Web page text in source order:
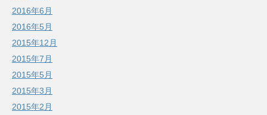
2016年6月
2016年5月
2015年12月
2015年7月
2015年5月
2015年3月
2015年2月